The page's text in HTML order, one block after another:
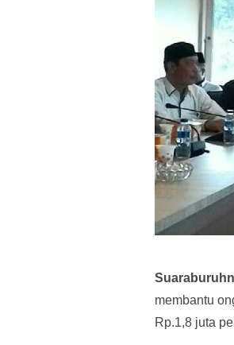
membantu
Rp.1,8 juta